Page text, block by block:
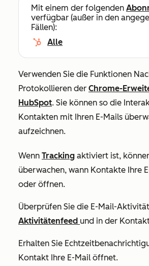
Mit einem der folgenden
verfügbar (außer in den
Fällen):
Alle
Verwenden Sie die Funktionen
Protokollieren der Chrome-
HubSpot. Sie können so die
Kontakten mit Ihren E-Mails
aufzeichnen.
Wenn Tracking aktiviert ist,
überwachen, wann Kontakte Ihre
oder öffnen.
Überprüfen Sie die E-Mail-
Aktivitätenfeed und in der
Erhalten Sie
Kontakt Ihre E-Mail öffnet.